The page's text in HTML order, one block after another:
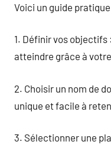
Voici un guide
1. Définir vos
atteindre grâce à
2. Choisir un nom de
unique et facile à
3. Sélectionner une